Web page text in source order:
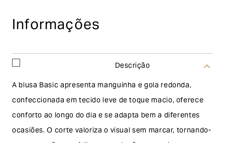
Informações
Descrição
A blusa Basic apresenta manguinha e gola redonda,
confeccionada em tecido leve de toque macio, oferece
conforto ao longo do dia e se adapta bem a diferentes
ocasiões. O corte valoriza o visual sem marcar, tornando-